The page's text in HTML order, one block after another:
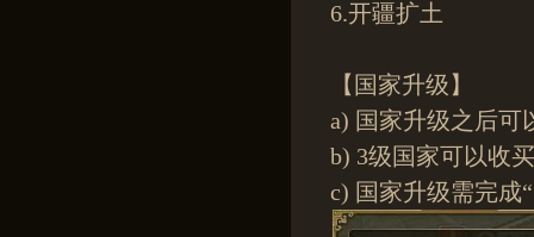
6.开疆扩土
【国家升级】
a) 国家升级之后可
b) 3级国家可以收
c) 国家升级需完成